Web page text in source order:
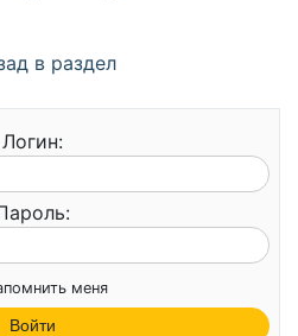
в раздел
Логин:
меня
Войти